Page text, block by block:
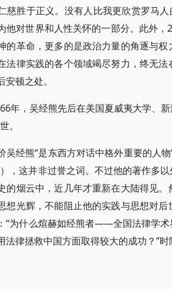
慈胜于正义。没有人比我更欣赏罗马人
他对世界和人性关怀的一部分。此外
的革命，更多的是政治力量的角逐与
法律实践的各个领域竭尽努力，终无
顿之处。
年，吴经熊先后在美国夏威夷大学、
。
吴经熊“是东西方对话中格外重要的人
，这并非过誉之词。不过他的著作多
的烟云中，近几年才重新在大陆得见
想光辉，不能阻止他的实践与思想对
“为什么煊赫如经熊者——全国法律学
律拯救中国方面取得较大的成功？”时